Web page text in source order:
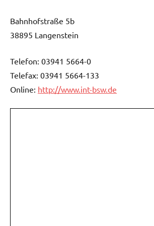
Bahnhofstraße 5b
38895 Langenstein
Telefon: 03941 5664-0
Telefax: 03941 5664-133
Online: http://www.int-bsw.de